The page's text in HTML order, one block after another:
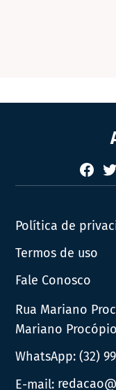
Política de
Termos de uso
Fale Conosco
Rua Mariano
Mariano Procópio
WhatsApp:(32)
E-mail: